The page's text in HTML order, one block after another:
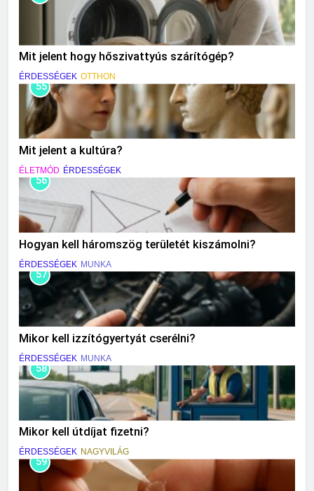
Mit jelent hogy hőszivattyús szárítógép?
ÉRDESSÉGEK OTTHON
55
Mit jelent a kultúra?
ÉLETMÓD ÉRDESSÉGEK
56
Hogyan kell háromszög területét kiszámolni?
ÉRDESSÉGEK MUNKA
57
Mikor kell izzítógyertyát cserélni?
ÉRDESSÉGEK MUNKA
58
Mikor kell útdíjat fizetni?
ÉRDESSÉGEK NAGYVILÁG
59